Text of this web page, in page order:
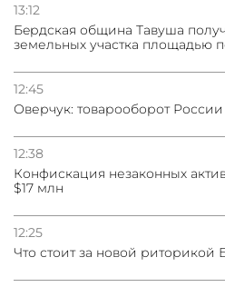
13:12
Бeрдская община Тавуша
земельных участка площадью
12:45
Оверчук: товарооборот
12:38
Конфискация незаконных
$17 млн
12:25
Что стоит за новой риторикой